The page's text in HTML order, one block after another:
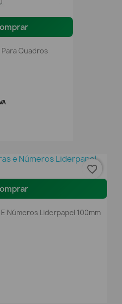
Quadros
Números Liderpapel 100mm
favorite_border